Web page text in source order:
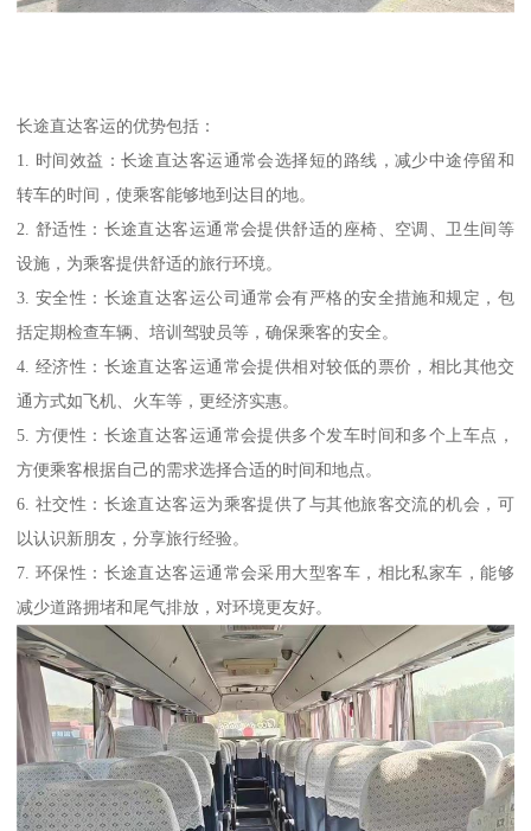
长途直达客运的优势包括：
1. 时间效益：长途直达客运通常会选择短的路线，减少中途停留和
转车的时间，使乘客能够地到达目的地。
2. 舒适性：长途直达客运通常会提供舒适的座椅、空调、卫生间等
设施，为乘客提供舒适的旅行环境。
3. 安全性：长途直达客运公司通常会有严格的安全措施和规定，包
括定期检查车辆、培训驾驶员等，确保乘客的安全。
4. 经济性：长途直达客运通常会提供相对较低的票价，相比其他交
通方式如飞机、火车等，更经济实惠。
5. 方便性：长途直达客运通常会提供多个发车时间和多个上车点，
方便乘客根据自己的需求选择合适的时间和地点。
6. 社交性：长途直达客运为乘客提供了与其他旅客交流的机会，可
以认识新朋友，分享旅行经验。
7. 环保性：长途直达客运通常会采用大型客车，相比私家车，能够
减少道路拥堵和尾气排放，对环境更友好。